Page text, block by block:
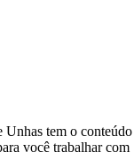
Unhas tem o conteúdo
você trabalhar com